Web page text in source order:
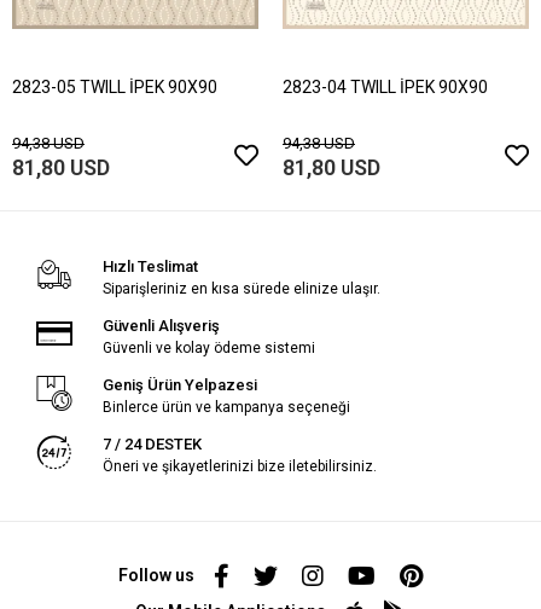
2823-05 TWILL İPEK 90X90
94,38 USD
81,80 USD
2823-04 TWILL İPEK 90X90
94,38 USD
81,80 USD
Hızlı Teslimat
Siparişleriniz en kısa sürede elinize ulaşır.
Güvenli Alışveriş
Güvenli ve kolay ödeme sistemi
Geniş Ürün Yelpazesi
Binlerce ürün ve kampanya seçeneği
7 / 24 DESTEK
Öneri ve şikayetlerinizi bize iletebilirsiniz.
Follow us